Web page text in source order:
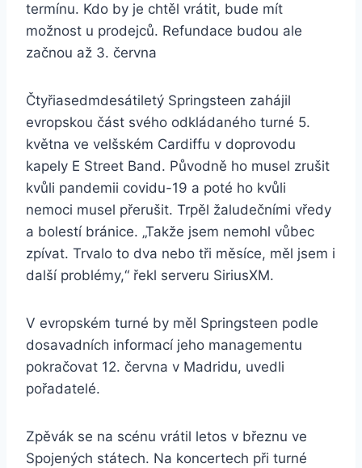
termínu. Kdo by je chtěl vrátit, bude mít
možnost u prodejců. Refundace budou ale
začnou až 3. června
Čtyřiasedmdesátiletý Springsteen zahájil
evropskou část svého odkládaného turné 5.
května ve velšském Cardiffu v doprovodu
kapely E Street Band. Původně ho musel zrušit
kvůli pandemii covidu-19 a poté ho kvůli
nemoci musel přerušit. Trpěl žaludečními vředy
a bolestí bránice. „Takže jsem nemohl vůbec
zpívat. Trvalo to dva nebo tři měsíce, měl jsem i
další problémy,“ řekl serveru SiriusXM.
V evropském turné by měl Springsteen podle
dosavadních informací jeho managementu
pokračovat 12. června v Madridu, uvedli
pořadatelé.
Zpěvák se na scénu vrátil letos v březnu ve
Spojených státech. Na koncertech při turné